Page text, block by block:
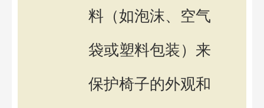
料（如泡沫、空气
袋或塑料包装）来
保护椅子的外观和